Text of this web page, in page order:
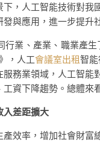
，人工智能技術對
與應用，進一步提
行業、產業、職業產
，人工會議室出租智
務業領域，人工智
資下降趨勢。總體
入差距擴大
效率，增加社會財